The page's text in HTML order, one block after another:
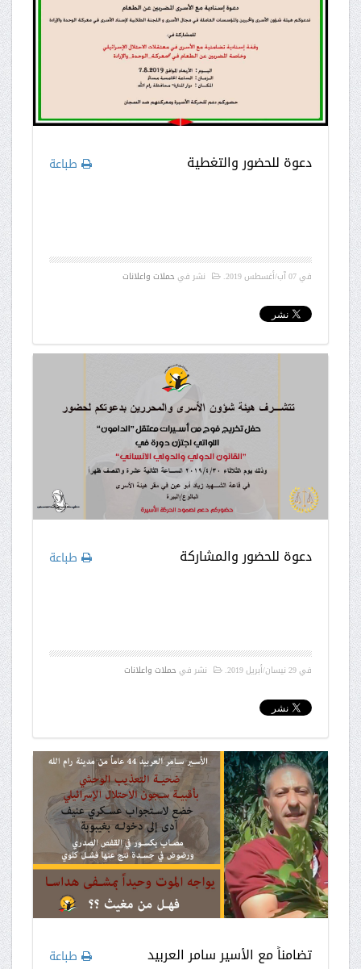
طباعة دعوة للحضور والتغطية
في07 آب/أغسطس 2019 . نشر في حملات واعلانات
طباعة دعوة للحضور والمشاركة
في29 نيسان/أبريل 2019 . نشر في حملات واعلانات
طباعة تضامناً مع الأسير سامر العربيد